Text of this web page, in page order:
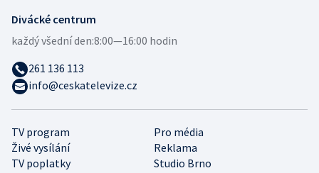
TV program
Pro média
Živé vysílání
Reklama
TV poplatky
Studio Brno
Divácké centrum
každý všední den:8:00—16:00 hodin
261 136 113
info@ceskatelevize.cz